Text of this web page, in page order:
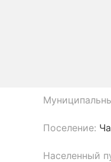
Поселение:
Населенный